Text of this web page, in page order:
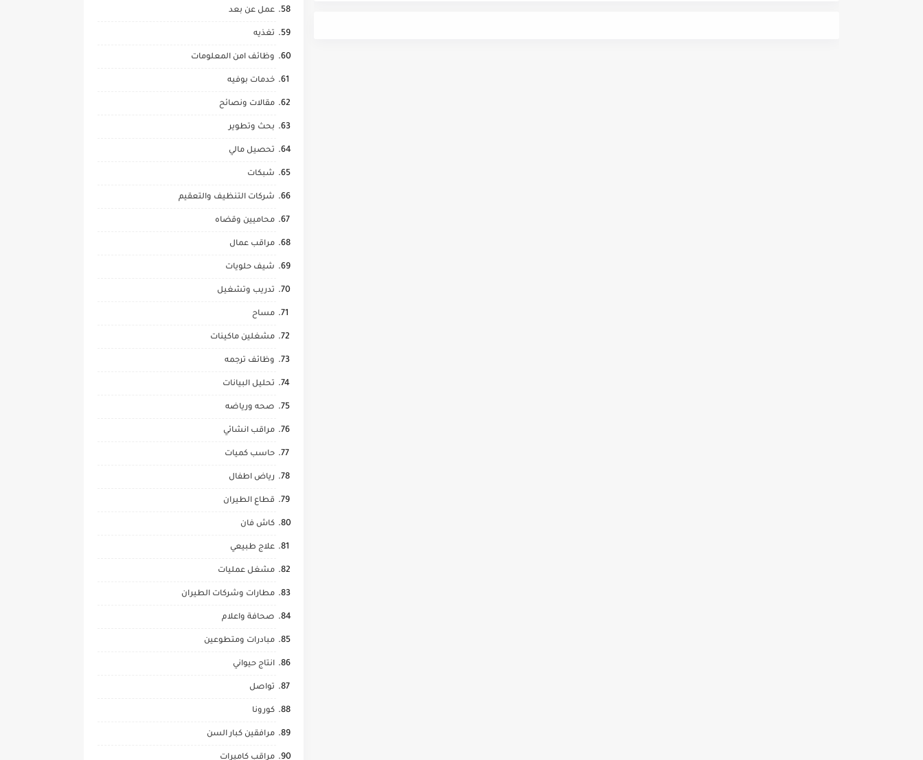
عمل عن بعد
تغذيه
وظائف امن المعلومات
خدمات بوفيه
مقالات ونصائح
بحث وتطوير
تحصيل مالي
شبكات
شركات التنظيف والتعقيم
محاميين وقضاه
مراقب عمال
شيف حلويات
تدريب وتشغيل
مساح
مشغلين ماكينات
وظائف ترجمه
تحليل البيانات
صحه ورياضه
مراقب انشائي
حاسب كميات
رياض اطفال
قطاع الطيران
كاش فان
علاج طبيعي
مشغل عمليات
مطارات وشركات الطيران
صحافة واعلام
مبادرات ومتطوعين
انتاج حيواني
تواصل
كورونا
مرافقين كبار السن
مراقب كاميرات